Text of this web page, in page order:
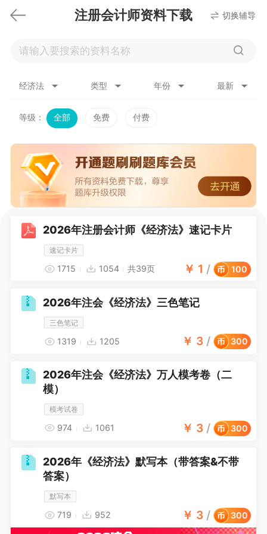
注册会计师资料下载 切换辅导
经济法 类型 年份 最新
等级： 全部 免费 付费
2026年注册会计师《经济法》速记卡片
速记卡片
1715 1054 共39页 ￥ 1 / 100
2026年注会《经济法》三色笔记
三色笔记
1319 1205 ￥ 3 / 300
2026年注会《经济法》万人模考卷（二
模）
模考试卷
974 1061 ￥ 3 / 300
2026年《经济法》默写本（带答案&不带
答案）
默写本
719 952 ￥ 3 / 300